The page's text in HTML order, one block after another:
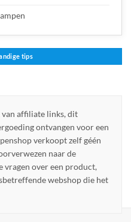
tips
van affiliate links, dit
ontvangen voor een
verkoopt zelf géén
naar de
vragen over een product,
webshop die het